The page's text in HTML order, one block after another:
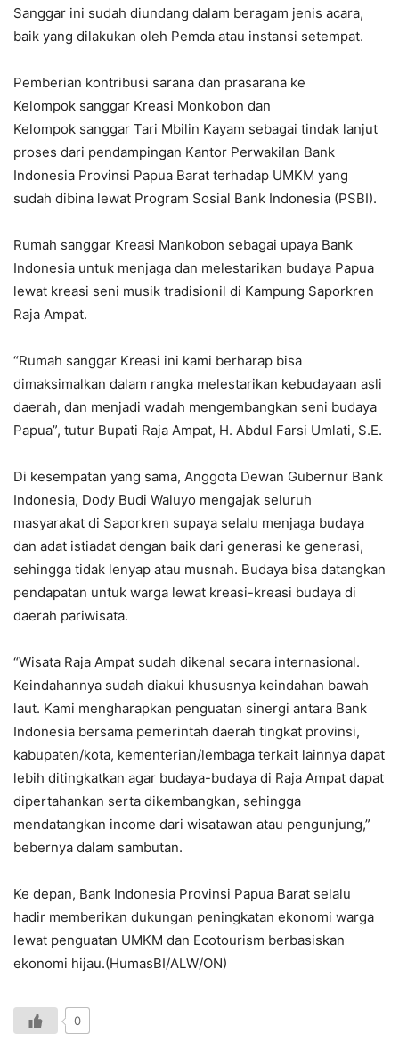
Sanggar ini sudah diundang dalam beragam jenis acara,
baik yang dilakukan oleh Pemda atau instansi setempat.
Pemberian kontribusi sarana dan prasarana ke
Kelompok sanggar Kreasi Monkobon dan
Kelompok sanggar Tari Mbilin Kayam sebagai tindak lanjut
proses dari pendampingan Kantor Perwakilan Bank
Indonesia Provinsi Papua Barat terhadap UMKM yang
sudah dibina lewat Program Sosial Bank Indonesia (PSBI).
Rumah sanggar Kreasi Mankobon sebagai upaya Bank
Indonesia untuk menjaga dan melestarikan budaya Papua
lewat kreasi seni musik tradisionil di Kampung Saporkren
Raja Ampat.
“Rumah sanggar Kreasi ini kami berharap bisa
dimaksimalkan dalam rangka melestarikan kebudayaan asli
daerah, dan menjadi wadah mengembangkan seni budaya
Papua”, tutur Bupati Raja Ampat, H. Abdul Farsi Umlati, S.E.
Di kesempatan yang sama, Anggota Dewan Gubernur Bank
Indonesia, Dody Budi Waluyo mengajak seluruh
masyarakat di Saporkren supaya selalu menjaga budaya
dan adat istiadat dengan baik dari generasi ke generasi,
sehingga tidak lenyap atau musnah. Budaya bisa datangkan
pendapatan untuk warga lewat kreasi-kreasi budaya di
daerah pariwisata.
“Wisata Raja Ampat sudah dikenal secara internasional.
Keindahannya sudah diakui khususnya keindahan bawah
laut. Kami mengharapkan penguatan sinergi antara Bank
Indonesia bersama pemerintah daerah tingkat provinsi,
kabupaten/kota, kementerian/lembaga terkait lainnya dapat
lebih ditingkatkan agar budaya-budaya di Raja Ampat dapat
dipertahankan serta dikembangkan, sehingga
mendatangkan income dari wisatawan atau pengunjung,”
bebernya dalam sambutan.
Ke depan, Bank Indonesia Provinsi Papua Barat selalu
hadir memberikan dukungan peningkatan ekonomi warga
lewat penguatan UMKM dan Ecotourism berbasiskan
ekonomi hijau.(HumasBI/ALW/ON)
0